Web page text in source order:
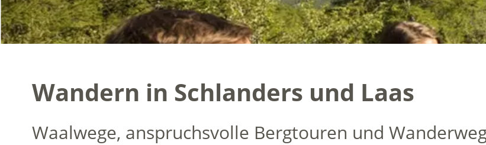
Wandern in Schlanders und Laas
Waalwege, anspruchsvolle Bergtouren und